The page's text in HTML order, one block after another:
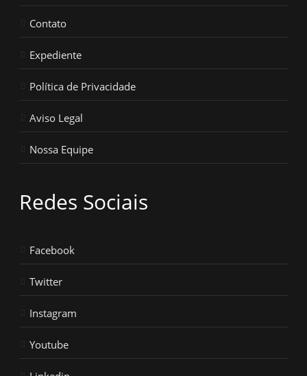
Contato
Expediente
Política de Privacidade
Aviso Legal
Nossa Equipe
Redes Sociais
Facebook
Twitter
Instagram
Youtube